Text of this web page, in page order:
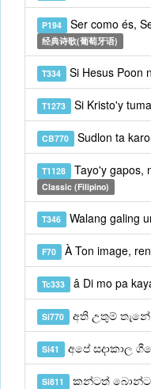
P194 Ser como és,
经典诗歌(葡萄牙语)
T334 Si Hesus Poon
T1273 Si Kristo'y
CB770 Sudlon ta
T1128 Tayo'y gapos,
Classic (Filipino)
T346 Walang galing
F70 À Ton image,
Tc333 â Di mo pa
Si770 අති උතුම් තැනේ
Si41 අපේ සදාකාල
Si811 කන්ටත්